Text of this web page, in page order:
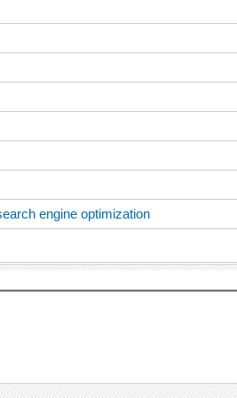
engine optimization